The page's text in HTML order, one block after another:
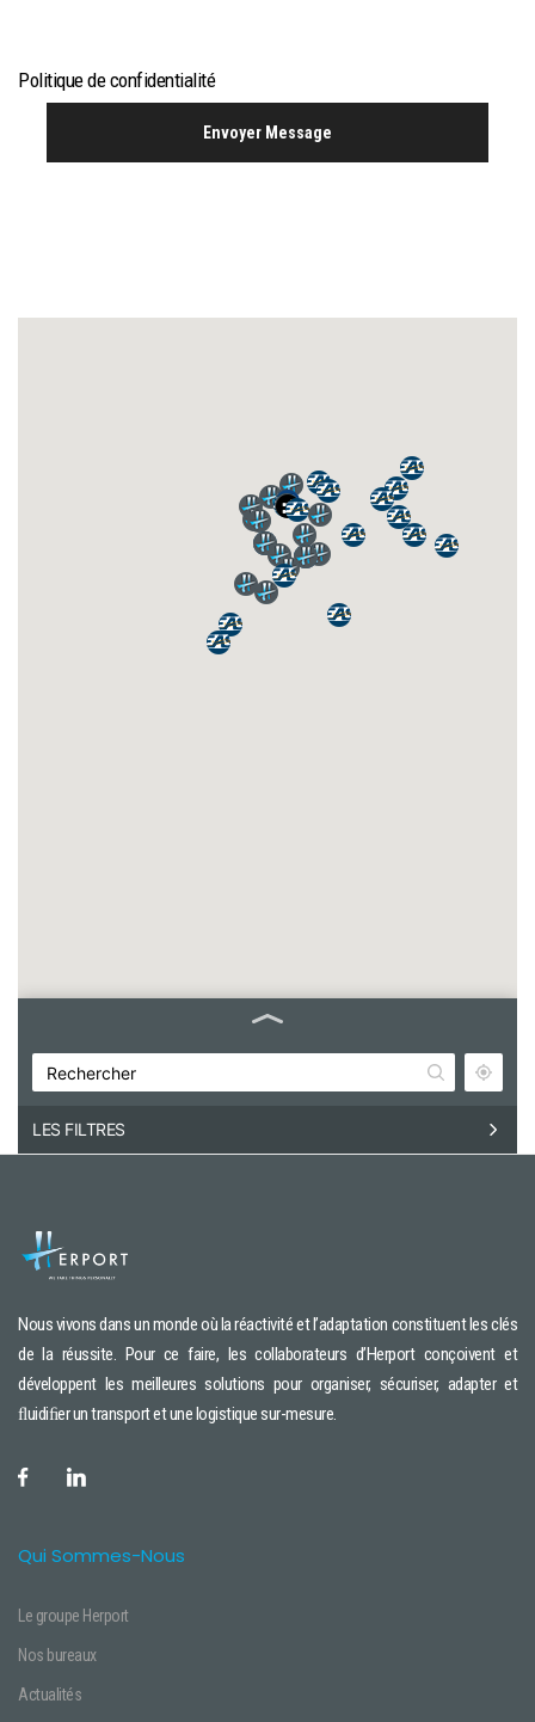
Politique de confidentialité
LES FILTRES
EAS International Bordeaux
6 rue du Golf 33700 Mérignac
Herport Bordeaux
6 rue du Golf 33700 Mérignac
Herport Le Havre
Herport Lille (Overseas)
Herport Lyon
Herport Nantes
Nous vivons dans un monde où la réactivité et l’adaptation constituent les clés
de la réussite. Pour ce faire, les collaborateurs d’Herport conçoivent et
développent les meilleures solutions pour organiser, sécuriser, adapter et
ﬂuidiﬁer un transport et une logistique sur-mesure.
Qui Sommes-Nous
Le groupe Herport
Nos bureaux
Actualités